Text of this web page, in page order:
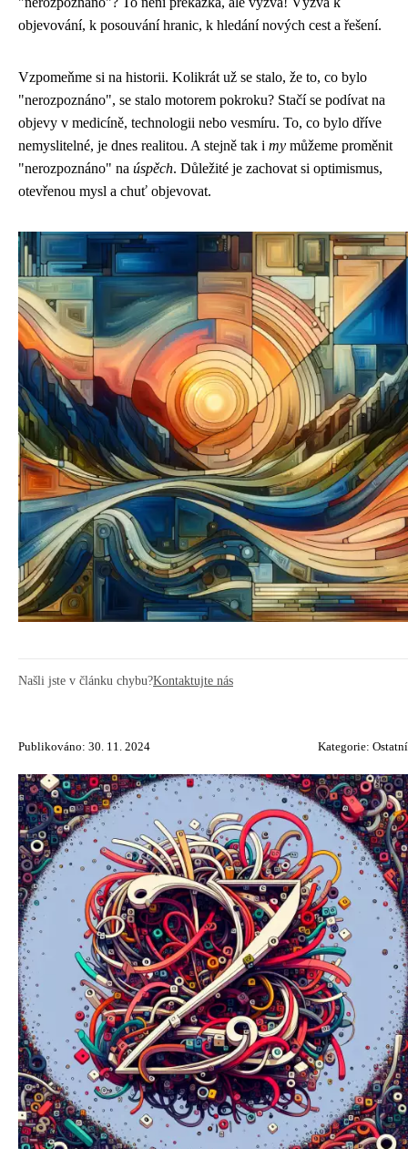
objevování, k posouvání hranic, k hledání nových cest a řešení.
Vzpomeňme si na historii. Kolikrát už se stalo, že to, co bylo
"nerozpoznáno", se stalo motorem pokroku? Stačí se podívat na
objevy v medicíně, technologii nebo vesmíru. To, co bylo dříve
nemyslitelné, je dnes realitou. A stejně tak i my můžeme proměnit
"nerozpoznáno" na úspěch. Důležité je zachovat si optimismus,
otevřenou mysl a chuť objevovat.
Našli jste v článku chybu?Kontaktujte nás
Publikováno: 30. 11. 2024 Kategorie: Ostatní